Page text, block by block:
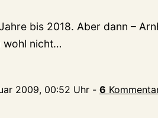
bis 2018. Aber dann –
wohl nicht…
2009, 00:52 Uhr - 6